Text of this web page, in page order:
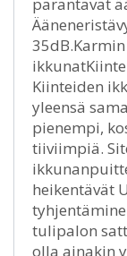
Kiinteiden
yleensä
pienempi,
tiiviimpiä.
heikentävät
tulipalon
olla ainakin